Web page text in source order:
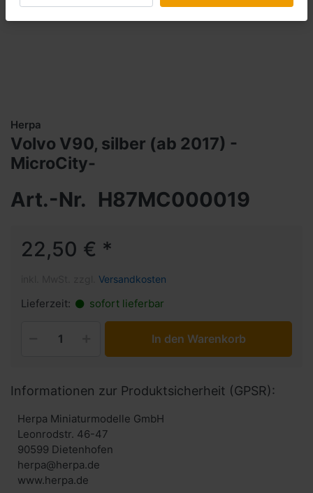
Herpa
Volvo V90, silber (ab 2017) -
MicroCity-
Art.-Nr. H87MC000019
22,50 € *
Versandkosten
Lieferzeit: sofort lieferbar
In den Warenkorb
Informationen zur Produktsicherheit (GPSR):
Herpa Miniaturmodelle GmbH
Leonrodstr. 46-47
90599 Dietenhofen
herpa@herpa.de
www.herpa.de